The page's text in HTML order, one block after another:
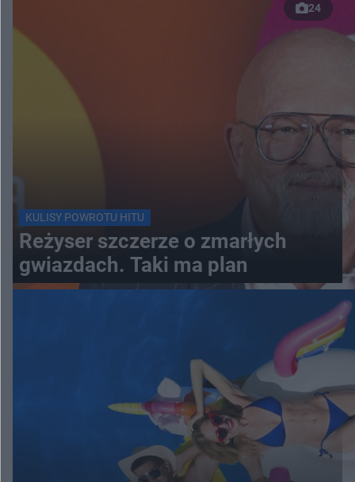
24
KULISY POWROTU HITU
Reżyser szczerze o zmarłych
gwiazdach. Taki ma plan